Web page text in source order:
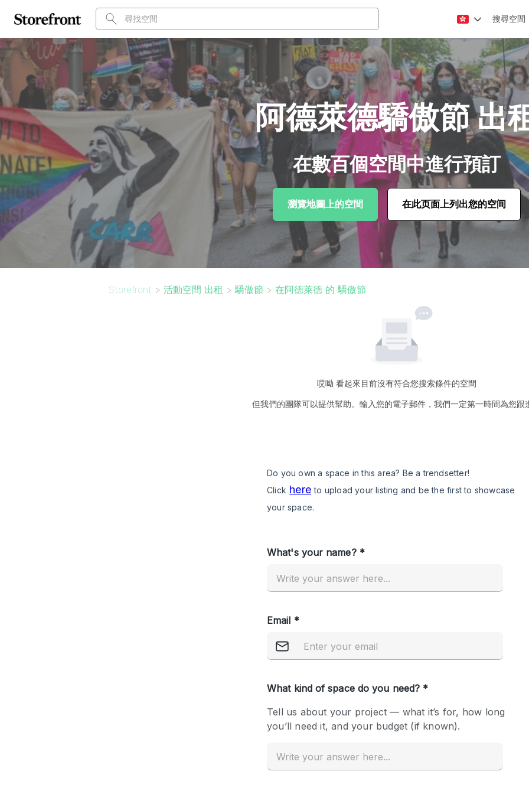
搜尋空間
阿德萊德驕傲節 出
在數百個空間中進行預訂
瀏覽地圖上的空間 在此页面上列出您的空间
Storefront > 活動空間 出租 >驕傲節 > 在阿德萊德 的 驕傲節
哎呦 看起來目前沒有符合您搜索條件的空間
但我們的團隊可以提供幫助。輸入您的電子郵件，我們一定第一時間為您跟